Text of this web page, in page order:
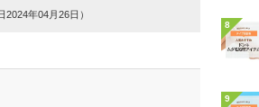
年04月26日）
8
9